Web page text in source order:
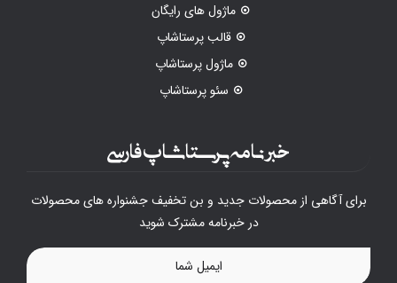
ماژول های رایگان
قالب پرستاشاپ
ماژول پرستاشاپ
سئو پرستاشاپ
خبرنامه پرستاشاپ فارسی
برای آگاهی از محصولات جدید و بن تخفیف جشنواره های محصولات
در خبرنامه مشترک شوید